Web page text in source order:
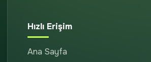
Hızlı Erişim
Ana Sayfa